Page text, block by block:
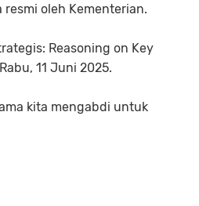
oleh Kementerian.
Reasoning on Key
11 Juni 2025.
kita mengabdi untuk